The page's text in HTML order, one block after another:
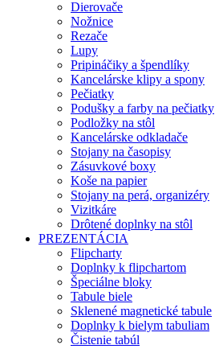
Dierovače
Nožnice
Rezače
Lupy
Pripináčiky a špendlíky
Kancelárske klipy a spony
Pečiatky
Podušky a farby na pečiatky
Podložky na stôl
Kancelárske odkladače
Stojany na časopisy
Zásuvkové boxy
Koše na papier
Stojany na perá, organizéry
Vizitkáre
Drôtené doplnky na stôl
PREZENTÁCIA
Flipcharty
Doplnky k flipchartom
Špeciálne bloky
Tabule biele
Sklenené magnetické tabule
Doplnky k bielym tabuliam
Čistenie tabúl